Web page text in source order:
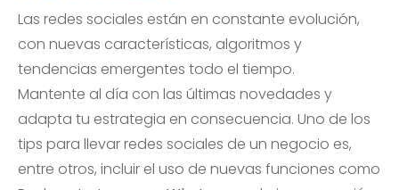
Las redes sociales están en constante evolución,
con nuevas características, algoritmos y
tendencias emergentes todo el tiempo.
Mantente al día con las últimas novedades y
adapta tu estrategia en consecuencia. Uno de los
tips para llevar redes sociales de un negocio es,
entre otros, incluir el uso de nuevas funciones como